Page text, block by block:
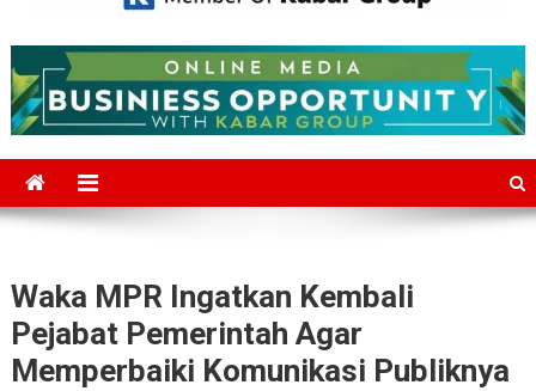
Mediajakarta.com
Waka MPR Ingatkan Kembali
Pejabat Pemerintah Agar
Memperbaiki Komunikasi Publiknya